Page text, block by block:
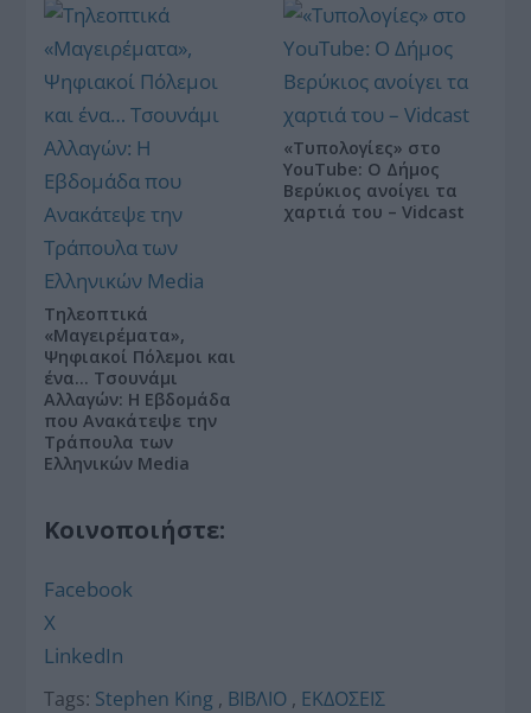
Τηλεοπτικά
«Μαγειρέματα»,
Ψηφιακοί Πόλεμοι και
ένα… Τσουνάμι
Αλλαγών: Η Εβδομάδα
που Ανακάτεψε την
Τράπουλα των
Ελληνικών Media
«Τυπολογίες» στο
YouTube: Ο Δήμος
Βερύκιος ανοίγει τα
χαρτιά του – Vidcast
Κοινοποιήστε:
Facebook
X
LinkedIn
Tags: Stephen King , ΒΙΒΛΙΟ , ΕΚΔΟΣΕΙΣ